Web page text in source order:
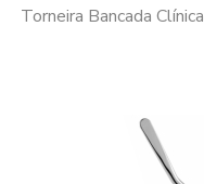
Torneira Bancada Clínica